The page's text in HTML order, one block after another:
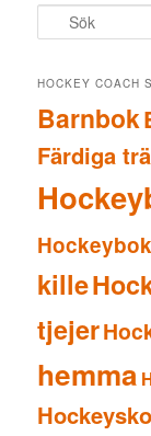
ö
HOCKEY COACH
Barnbok
Färdiga
kille
tjejer
hemma